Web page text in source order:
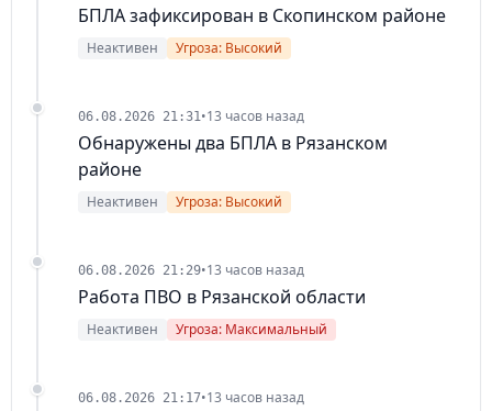
БПЛА зафиксирован в Скопинском районе
Неактивен Угроза: Высокий
06.08.2026 21:31•13 часов назад
Обнаружены два БПЛА в Рязанском
районе
Неактивен Угроза: Высокий
06.08.2026 21:29•13 часов назад
Работа ПВО в Рязанской области
Неактивен Угроза: Максимальный
06.08.2026 21:17•13 часов назад